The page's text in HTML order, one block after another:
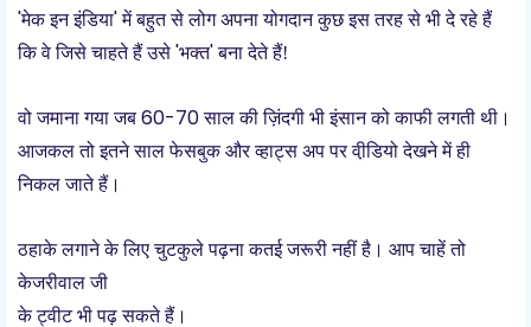
'मेक इन इंडिया'में बहुत से लोग अपना योगदान कुछ इस तरह से भी दे रहे हैं
कि वे जिसे चाहते हैं उसे 'भक्त'बना देते हैं!
वो जमाना गया जब 60-70साल की ज़िंदगी भी इंसान को काफी लगती थी।
आजकल तो इतने साल फेसबुक और व्हाट्स अप पर वी़डियो देखने में ही
निकल जाते हैं।
ठहाके लगाने के लिए चुटकुले पढ़ना कतई जरूरी नहीं है। आप चाहें तो
केजरीवाल जी
के ट्वीट भी पढ़ सकते हैं।